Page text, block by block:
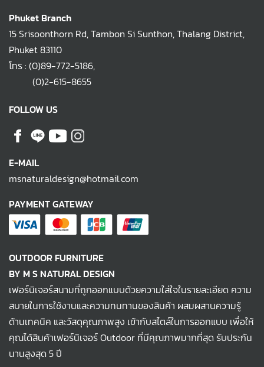
Phuket Branch
15 Srisoonthorn Rd, Tambon Si Sunthon, Thalang District,
Phuket 83110
โทร : (0)89-772-5186,
(0)2-615-8655
FOLLOW US
E-MAIL
msnaturaldesign@hotmail.com
PAYMENT GATEWAY
OUTDOOR FURNITURE
BY M S NATURAL DESIGN
เฟอร์นิเจอร์สนามที่ถูกออกแบบด้วยความใส่ใจในรายละเอียด ความ
สบายในการใช้งานและความทนทานของสินค้า ผสมผสานความรู้
ด้านเทคนิค และวัสดุคุณภาพสูง เข้ากับสไตล์ในการออกแบบ เพื่อให้
คุณได้สินค้าเฟอร์นิเจอร์ Outdoor ที่มีคุณภาพมากที่สุด รับประกัน
นานสูงสุด 5 ปี